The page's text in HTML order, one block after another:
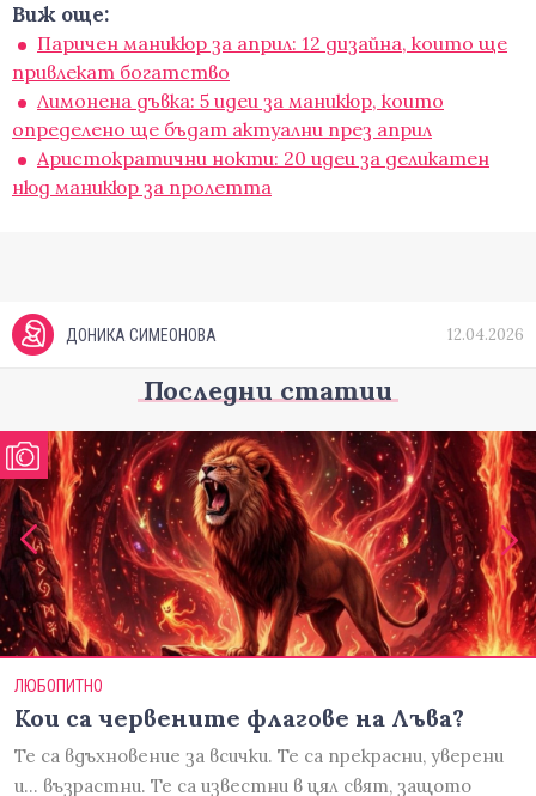
Виж още:
Паричен маникюр за април: 12 дизайна, които ще
привлекат богатство
Лимонена дъвка: 5 идеи за маникюр, които
определено ще бъдат актуални през април
Аристократични нокти: 20 идеи за деликатен
нюд маникюр за пролетта
ДОНИКА СИМЕОНОВА 12.04.2026
Последни статии
ЛЮБОПИТНО
Кои са червените флагове на Лъва?
Те са вдъхновение за всички. Те са прекрасни, уверени
и... възрастни. Те са известни в цял свят, защото